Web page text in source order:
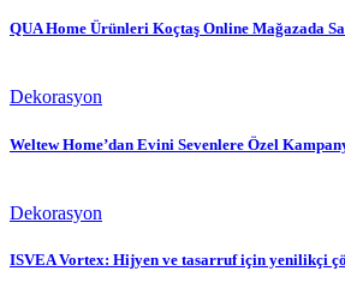
QUA Home Ürünleri Koçtaş Online Mağazada
Dekorasyon
Weltew Home’dan Evini Sevenlere Özel
Dekorasyon
ISVEA Vortex: Hijyen ve tasarruf için yenilikçi